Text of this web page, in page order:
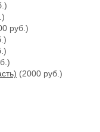
руб.)
(2000 руб.)